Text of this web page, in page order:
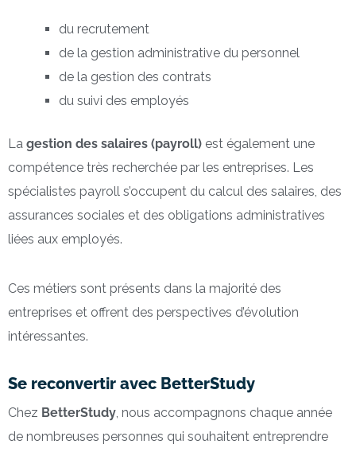
du recrutement
de la gestion administrative du personnel
de la gestion des contrats
du suivi des employés
La gestion des salaires (payroll) est également une
compétence très recherchée par les entreprises. Les
spécialistes payroll s’occupent du calcul des salaires, des
assurances sociales et des obligations administratives
liées aux employés.
Ces métiers sont présents dans la majorité des
entreprises et offrent des perspectives d’évolution
intéressantes.
Se reconvertir avec BetterStudy
Chez BetterStudy, nous accompagnons chaque année
de nombreuses personnes qui souhaitent entreprendre